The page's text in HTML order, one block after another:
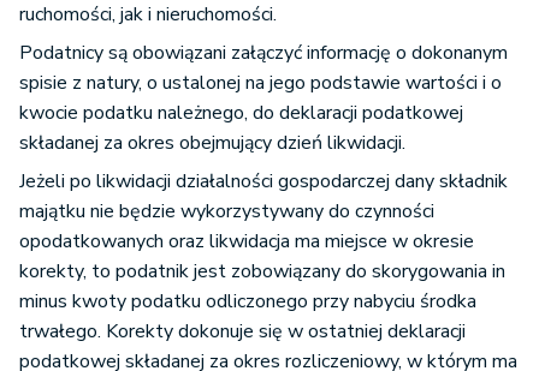
ruchomości, jak i nieruchomości.
Podatnicy są obowiązani załączyć informację o dokonanym
spisie z natury, o ustalonej na jego podstawie wartości i o
kwocie podatku należnego, do deklaracji podatkowej
składanej za okres obejmujący dzień likwidacji.
Jeżeli po likwidacji działalności gospodarczej dany składnik
majątku nie będzie wykorzystywany do czynności
opodatkowanych oraz likwidacja ma miejsce w okresie
korekty, to podatnik jest zobowiązany do skorygowania in
minus kwoty podatku odliczonego przy nabyciu środka
trwałego. Korekty dokonuje się w ostatniej deklaracji
podatkowej składanej za okres rozliczeniowy, w którym ma